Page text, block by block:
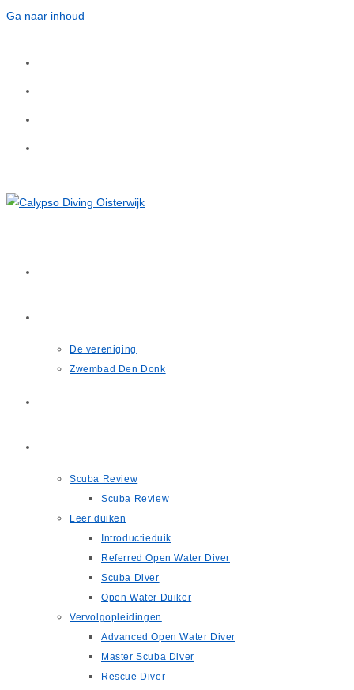
Ga naar inhoud
De vereniging
Zwembad Den Donk
Scuba Review
Scuba Review
Leer duiken
Introductieduik
Referred Open Water Diver
Scuba Diver
Open Water Duiker
Vervolgopleidingen
Advanced Open Water Diver
Master Scuba Diver
Rescue Diver